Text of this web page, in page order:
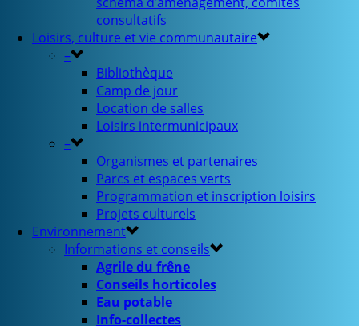
consultatifs
Loisirs, culture et vie communautaire
–
Bibliothèque
Camp de jour
Location de salles
Loisirs intermunicipaux
–
Organismes et partenaires
Parcs et espaces verts
Programmation et inscription loisirs
Projets culturels
Environnement
Informations et conseils
Agrile du frêne
Conseils horticoles
Eau potable
Info-collectes